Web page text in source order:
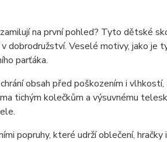
na první pohled? Tyto dětské
dobrodružství. Veselé motivy, jako je
parťáka.
obsah před poškozením i
tichým kolečkům a výsuvnému
popruhy, které udrží oblečení,